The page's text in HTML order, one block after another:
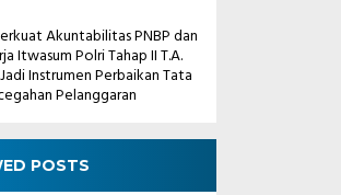
Akuntabilitas PNBP dan
Itwasum Polri Tahap II T.A.
Instrumen Perbaikan Tata
Pelanggaran
POSTS